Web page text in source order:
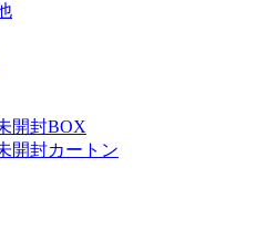
開封BOX
開封カートン